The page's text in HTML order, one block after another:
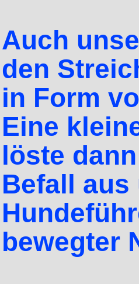
Auch
den
in Form
Eine
löste
Befall
bewegter